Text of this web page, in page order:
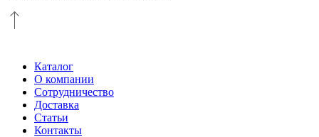
Каталог
О компании
Сотрудничество
Доставка
Статьи
Контакты